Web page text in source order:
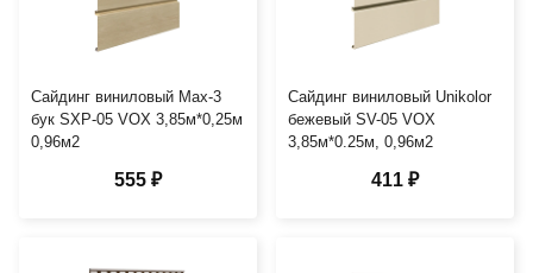
Сайдинг виниловый Мах-3
бук SXP-05 VOX 3,85м*0,25м
0,96м2
555 ₽
Сайдинг виниловый Unikolor
бежевый SV-05 VOX
3,85м*0.25м, 0,96м2
411 ₽